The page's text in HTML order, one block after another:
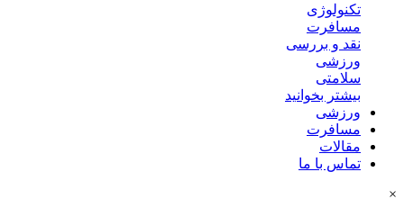
تکنولوژی
مسافرت
نقد و بررسی
ورزشی
سلامتی
بیشتر بخوانید
ورزشی
مسافرت
مقالات
تماس با ما
×